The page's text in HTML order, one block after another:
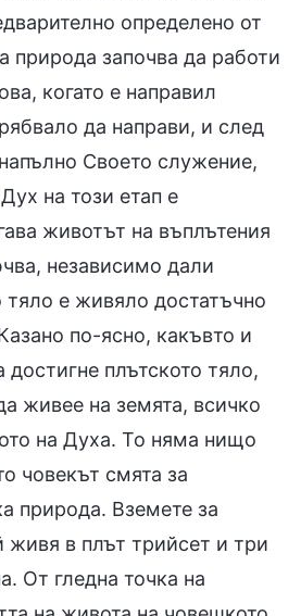
определено от
природа започва да работи
когато е направил
да направи, и след
Своето служение,
на този етап е
животът на въплътения
независимо дали
тяло е живяло достатъчно
по-ясно, какъвто и
достигне плътското тяло,
живее на земята, всичко
на Духа. То няма нищо
човекът смята за
природа. Вземете за
в плът трийсет и три
От гледна точка на